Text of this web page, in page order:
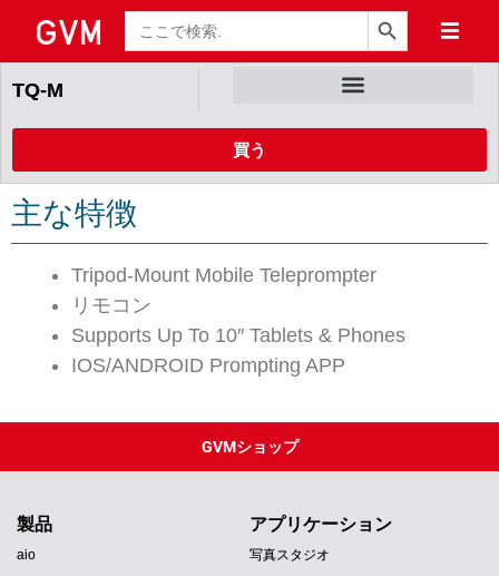
検
索
検索ボタン
TQ-M
買う
主な特徴
Tripod-Mount Mobile Teleprompter
リモコン
Supports Up To 10″ Tablets & Phones
IOS/ANDROID Prompting APP
GVMショップ
製品
aio
アプリケーション
写真スタジオ